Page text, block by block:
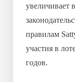
увеличивает
правилам
участия в
годов.